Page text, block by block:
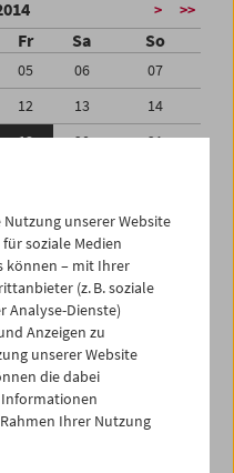
> >>
Fr Sa So
05 06
07
12 13
14
19 20
21
02
04
09 10
unserer Website
soziale Medien
können – mit Ihrer
(z. B. soziale
Analyse-Dienste)
Anzeigen zu
unserer Website
die dabei
Ihrer Nutzung